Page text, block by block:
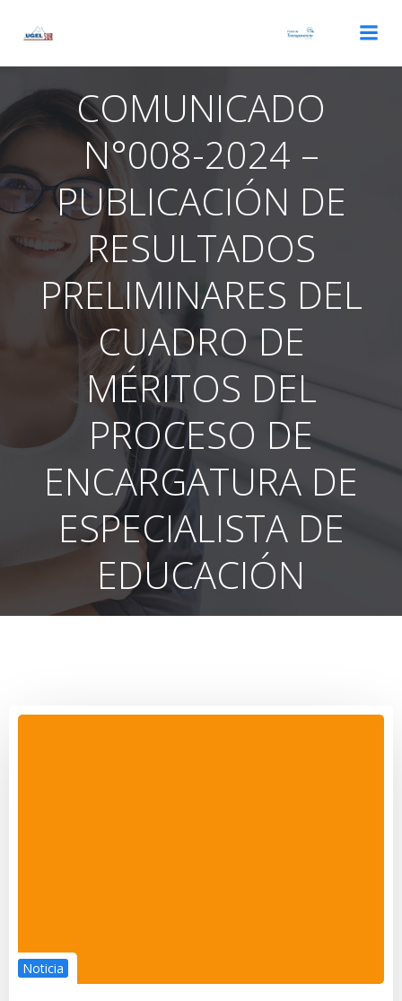
COMUNICADO
N°008-2024 –
PUBLICACIÓN DE
RESULTADOS
PRELIMINARES DEL
CUADRO DE
MÉRITOS DEL
PROCESO DE
ENCARGATURA DE
ESPECIALISTA DE
EDUCACIÓN
Noticia